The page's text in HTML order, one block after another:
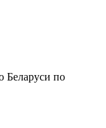
Беларуси по